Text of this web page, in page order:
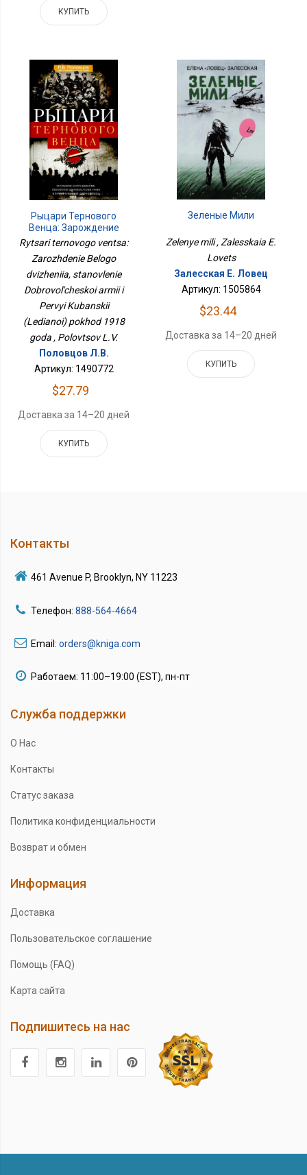
КУПИТЬ
Рыцари Тернового
Венца: Зарождение
Белого Движения,
Становление
Добровольческой
Армии И Первый
Кубанский (Ледяной)
Поход 1918 Года
Rytsari ternovogo ventsa:
Zarozhdenie Belogo
dvizheniia, stanovlenie
Dobrovol'cheskoi armii i
Pervyi Kubanskii
(Ledianoi) pokhod 1918
goda , Polovtsov L.V.
Половцов Л.В.
Артикул: 1490772
$27.79
Доставка за 14–20 дней
КУПИТЬ
Зеленые Мили
Zelenye mili , Zalesskaia E.
Lovets
Залесская Е. Ловец
Артикул: 1505864
$23.44
Доставка за 14–20 дней
КУПИТЬ
Контакты
461 Avenue P, Brooklyn, NY 11223
Телефон: 888-564-4664
Email: orders@kniga.com
Работаем: 11:00–19:00 (EST), пн-пт
Служба поддержки
О Нас
Контакты
Статус заказа
Политика конфиденциальности
Возврат и обмен
Информация
Доставка
Пользовательское соглашение
Помощь (FAQ)
Карта сайта
Подпишитесь на нас